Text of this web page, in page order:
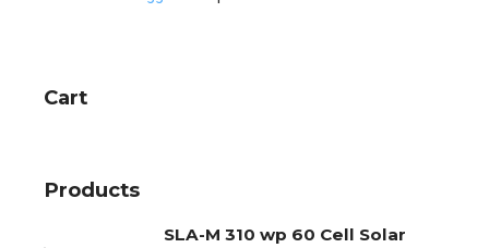
Cart
Products
SLA-M 310 wp 60 Cell Solar